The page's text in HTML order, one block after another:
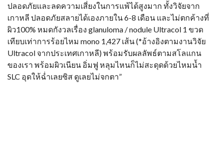
ปลอดภัยและลดความเสี่ยงในการแพ้ได้สูงมาก ทั้งวิจัยจาก
เกาหลี ปลอดภัยสลายได้เองภายใน 6-8 เดือน และไม่ตกค้างที่
ผิว100% หมดกังวลเรื่อง glanuloma / nodule Ultracol 1 ขวด
เทียบเท่าการร้อยไหม mono 1,427 เส้น (*อ้างอิงตามงานวิจัย
Ultracol จากประเทศเกาหลี) พร้อมรับผลลัพธ์ตามสโลแกน
ของเรา พร้อมผิวเนียน อิ่มฟู หลุมไหนก็ไม่สะดุดด้วยไหมน้ำ
SLC อุดให้ฉ่ำเลยซิส ดูเลยไม่จกตา”